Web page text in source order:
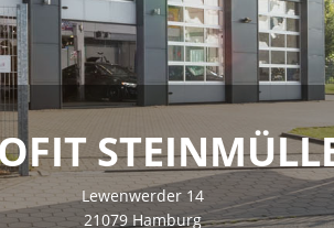
Lewenwerder 14
21079 Hamburg